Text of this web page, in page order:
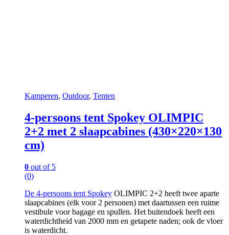
Kamperen, Outdoor, Tenten
4-persoons tent Spokey OLIMPIC
2+2 met 2 slaapcabines (430×220×130
cm)
0 out of 5
(0)
De 4-persoons tent Spokey OLIMPIC 2+2 heeft twee aparte
slaapcabines (elk voor 2 personen) met daartussen een ruime
vestibule voor bagage en spullen. Het buitendoek heeft een
waterdichtheid van 2000 mm en getapete naden; ook de vloer
is waterdicht.